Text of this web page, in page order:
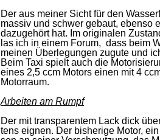
Der aus meiner Sicht für den
massiv und schwer gebaut, ebenso
dazugehört hat. Im originalen
las ich in einem Forum, dass beim
meinen Überlegungen zugute und
Beim Taxi spielt auch die
eines 2,5 ccm Motors einen mit 4
Motorraum.
Arbeiten am Rumpf
Der mit transparentem Lack dick
tens eignen. Der bisherige Motor,